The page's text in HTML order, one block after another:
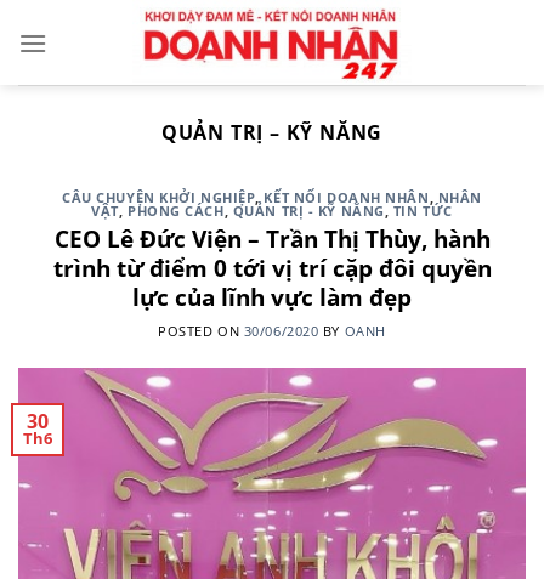
QUẢN TRỊ – KỸ NĂNG
CÂU CHUYỆN KHỞI NGHIỆP, KẾT NỐI DOANH NHÂN, NHÂN
VẬT, PHONG CÁCH, QUẢN TRỊ - KỸ NĂNG, TIN TỨC
CEO Lê Đức Viện – Trần Thị Thùy, hành
trình từ điểm 0 tới vị trí cặp đôi quyền
lực của lĩnh vực làm đẹp
POSTED ON 30/06/2020 BY OANH
30
Th6